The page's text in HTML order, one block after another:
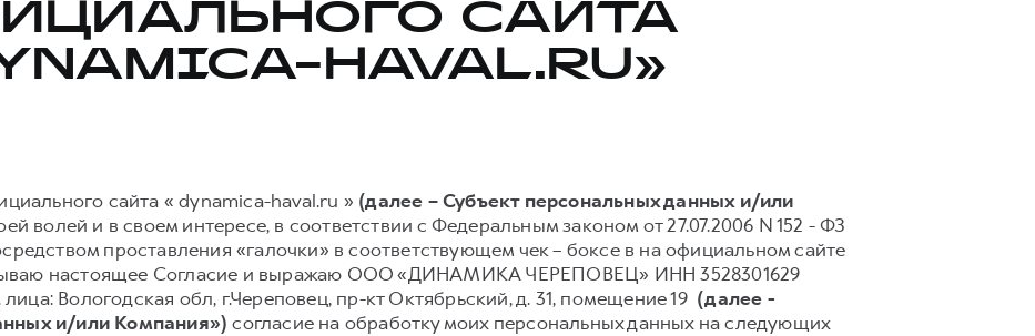
САЙТА
HAVAL.RU»
сайта « dynamica-haval.ru » (далее – Субъект персональных данных и/или
волей и в своем интересе, в соответствии с Федеральным законом от 27.07.2006 N 152 - ФЗ
проставления «галочки» в соответствующем чек – боксе в на официальном сайте
настоящее Согласие и выражаю ООО «ДИНАМИКА ЧЕРЕПОВЕЦ» ИНН 3528301629
Вологодская обл, г.Череповец, пр-кт Октябрьский, д. 31, помещение 19 (далее -
и/или Компания») согласие на обработку моих персональных данных на следующих